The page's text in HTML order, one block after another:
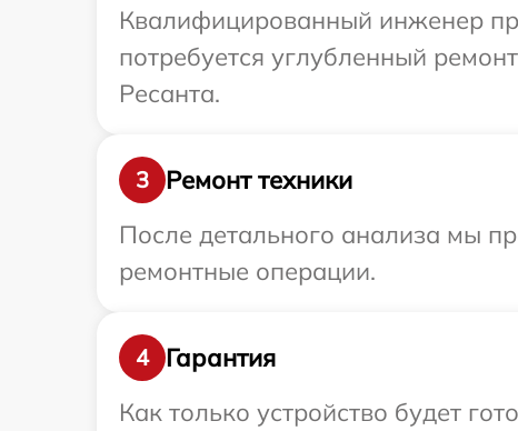
Квалифицированный инженер
потребуется углубленный
Ресанта.
3
Ремонт техники
После детального анализа мы
ремонтные операции.
4
Гарантия
Как только устройство будет